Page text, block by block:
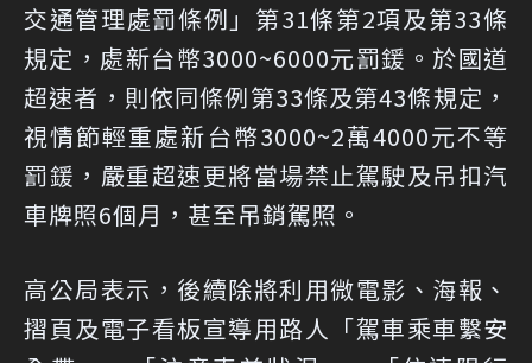
交通管理處罰條例」第31條第2項及第33條
規定，處新台幣3000~6000元罰鍰。於國道
超速者，則依同條例第33條及第43條規定，
視情節輕重處新台幣3000~2萬4000元不等
罰鍰，嚴重超速更將當場禁止駕駛及吊扣汽
車牌照6個月，甚至吊銷駕照。
高公局表示，後續除將利用微電影、海報、
摺頁及電子看板宣導用路人「駕車乘車繫安